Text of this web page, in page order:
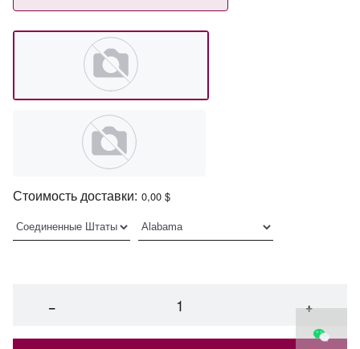
Стоимость доставки: 0,00 $
− +